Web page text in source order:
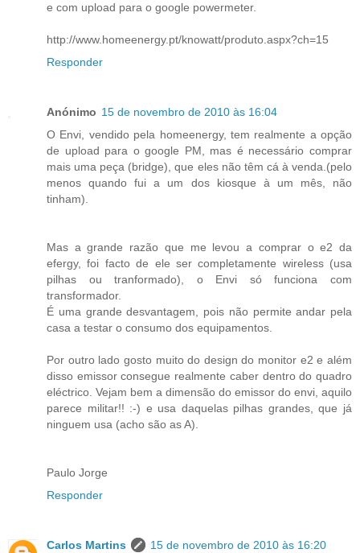
e com upload para o google powermeter.
http://www.homeenergy.pt/knowatt/produto.aspx?ch=15
Responder
Anónimo 15 de novembro de 2010 às 16:04
O Envi, vendido pela homeenergy, tem realmente a opção
de upload para o google PM, mas é necessário comprar
mais uma peça (bridge), que eles não têm cá à venda.(pelo
menos quando fui a um dos kiosque à um mês, não
tinham).
Mas a grande razão que me levou a comprar o e2 da
efergy, foi facto de ele ser completamente wireless (usa
pilhas ou tranformado), o Envi só funciona com
transformador.
É uma grande desvantagem, pois não permite andar pela
casa a testar o consumo dos equipamentos.
Por outro lado gosto muito do design do monitor e2 e além
disso emissor consegue realmente caber dentro do quadro
eléctrico. Vejam bem a dimensão do emissor do envi, aquilo
parece militar!! :-) e usa daquelas pilhas grandes, que já
ninguem usa (acho são as A).
Paulo Jorge
Responder
Carlos Martins
15 de novembro de 2010 às 16:20